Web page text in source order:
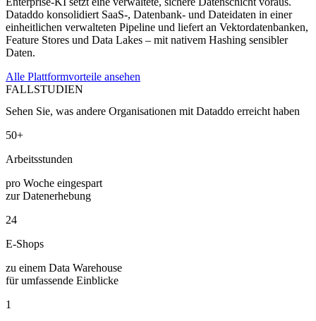
Dataddo konsolidiert SaaS-, Datenbank- und Dateidaten in einer
einheitlichen verwalteten Pipeline und liefert an Vektordatenbanken,
Feature Stores und Data Lakes – mit nativem Hashing sensibler
Daten.
Alle Plattformvorteile ansehen
FALLSTUDIEN
Sehen Sie, was andere Organisationen mit Dataddo erreicht haben
50+
Arbeitsstunden
pro Woche eingespart
zur Datenerhebung
24
E-Shops
zu einem Data Warehouse
für umfassende Einblicke
1